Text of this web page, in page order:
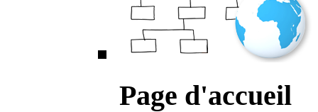
Page d'accueil